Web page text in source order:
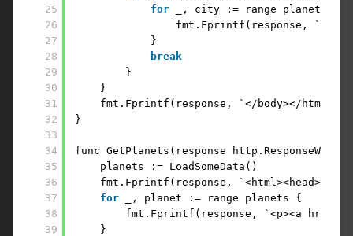
25
26
27
28
29
30
31
32
33
34
35
36
37
38
39
for
_, city := range
fmt.Fprintf(response,
}
break
}
}
fmt.Fprintf(response, `</body></html>`)
}
func GetPlanets(response
planets := LoadSomeData()
fmt.Fprintf(response,
for
_, planet := range planets {
fmt.Fprintf(response, `<p><a href=
}